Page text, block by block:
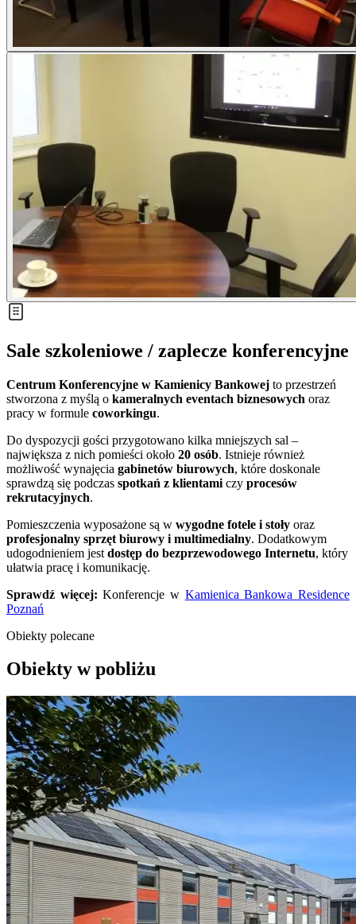
Sale szkoleniowe / zaplecze konferencyjne
Centrum Konferencyjne w Kamienicy Bankowej to przestrzeń
stworzona z myślą o kameralnych eventach biznesowych oraz
pracy w formule coworkingu.
Do dyspozycji gości przygotowano kilka mniejszych sal –
największa z nich pomieści około 20 osób. Istnieje również
możliwość wynajęcia gabinetów biurowych, które doskonale
sprawdzą się podczas spotkań z klientami czy procesów
rekrutacyjnych.
Pomieszczenia wyposażone są w wygodne fotele i stoły oraz
profesjonalny sprzęt biurowy i multimedialny. Dodatkowym
udogodnieniem jest dostęp do bezprzewodowego Internetu, który
ułatwia pracę i komunikację.
Sprawdź więcej: Konferencje w Kamienica Bankowa Residence
Poznań
Obiekty polecane
Obiekty w pobliżu